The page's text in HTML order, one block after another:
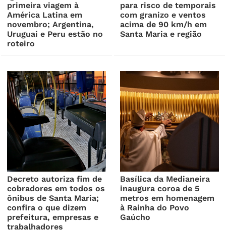
primeira viagem à
América Latina em
novembro; Argentina,
Uruguai e Peru estão no
roteiro
para risco de temporais
com granizo e ventos
acima de 90 km/h em
Santa Maria e região
Decreto autoriza fim de
cobradores em todos os
ônibus de Santa Maria;
confira o que dizem
prefeitura, empresas e
trabalhadores
Basílica da Medianeira
inaugura coroa de 5
metros em homenagem
à Rainha do Povo
Gaúcho